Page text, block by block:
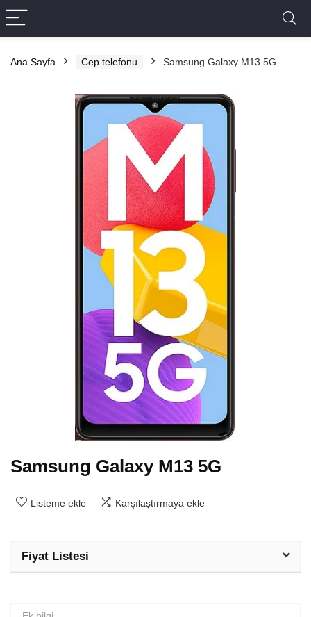
Ana Sayfa Cep telefonu Samsung Galaxy M13 5G
Samsung Galaxy M13 5G
Listeme ekle Karşılaştırmaya ekle
Fiyat Listesi